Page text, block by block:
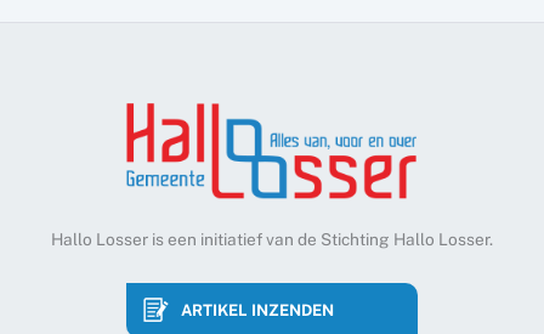
Hallo Losser is een initiatief van de Stichting Hallo Losser.
ARTIKEL INZENDEN